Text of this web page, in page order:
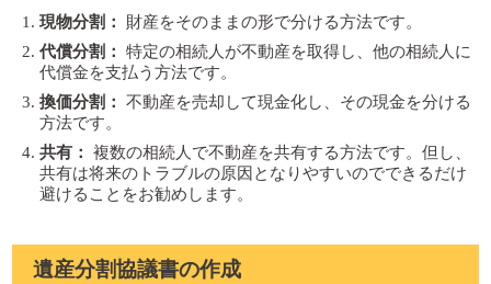
現物分割：
財産をそのままの形で分ける方法です。
代償分割：
特定の相続人が不動産を取得し、他の相続人に
代償金を支払う方法です。
換価分割：
不動産を売却して現金化し、その現金を分ける
方法です。
共有：
複数の相続人で不動産を共有する方法です。但し、
共有は将来のトラブルの原因となりやすいのでできるだけ
避けることをお勧めします。
遺産分割協議書の作成